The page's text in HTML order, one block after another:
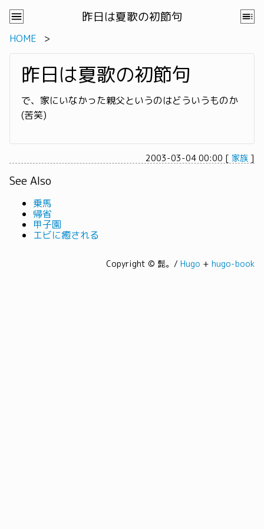
昨日は夏歌の初節句
HOME
昨日は夏歌の初節句
で、家にいなかった親父というのはどういうものか
(苦笑)
2003-03-04 00:00 [ 家族 ]
See Also
乗馬
帰省
甲子園
エビに癒される
Copyright © 髭。/ Hugo + hugo-book